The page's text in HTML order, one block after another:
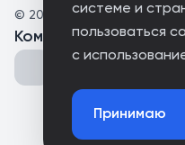
системе и
пользоваться
с
Принимаю
© 2025 nekoslawa
Комментарии(0 )